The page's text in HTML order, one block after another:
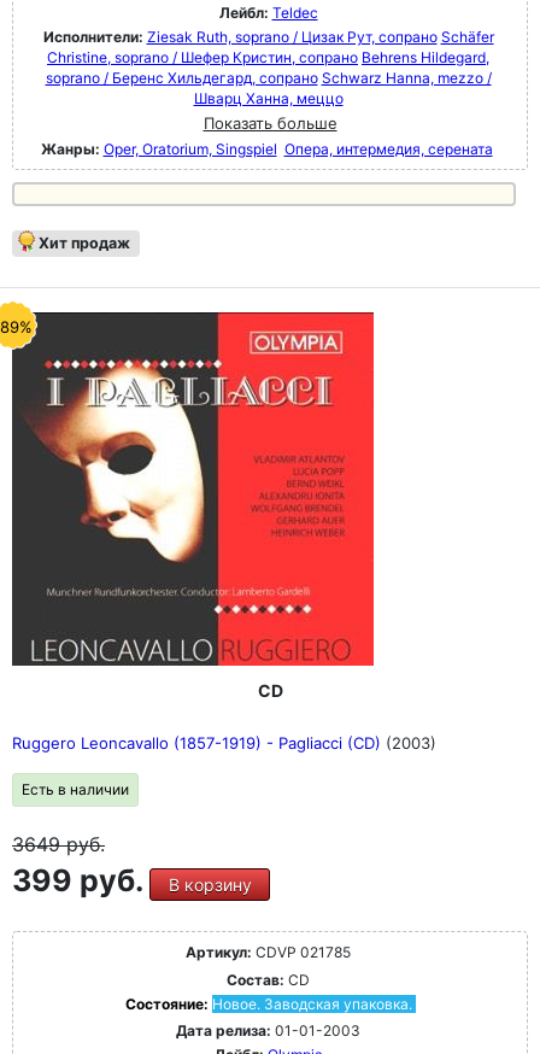
Лейбл: Teldec
Исполнители: Ziesak Ruth, soprano / Цизак Рут, сопрано Schäfer
Christine, soprano / Шефер Кристин, сопрано Behrens Hildegard,
soprano / Беренс Хильдегард, сопрано Schwarz Hanna, mezzo /
Шварц Ханна, меццо
Показать больше
Жанры: Oper, Oratorium, Singspiel Опера, интермедия, серената
Хит продаж
CD
Ruggero Leoncavallo (1857-1919) - Pagliacci (CD) (2003)
Есть в наличии
3649руб.
399 руб. В корзину
Артикул: CDVP 021785
Состав: CD
Состояние: Новое. Заводская упаковка.
Дата релиза: 01-01-2003